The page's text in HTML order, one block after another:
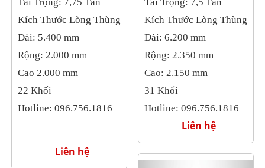
Tải Trọng: 7,75 Tấn
Kích Thước Lòng Thùng
Dài: 5.400 mm
Rộng: 2.000 mm
Cao 2.000 mm
22 Khối
Hotline: 096.756.1816
Liên hệ
Tải Trọng: 7,5 Tấn
Kích Thước Lòng Thùng
Dài: 6.200 mm
Rộng: 2.350 mm
Cao: 2.150 mm
31 Khối
Hotline: 096.756.1816
Liên hệ